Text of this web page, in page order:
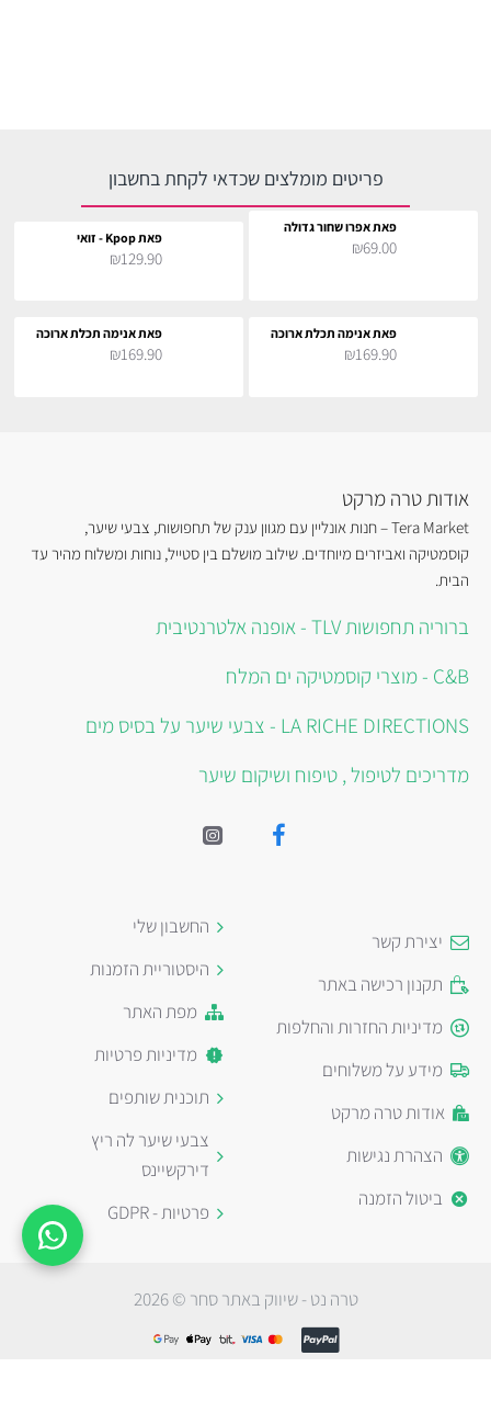
פריטים מומלצים שכדאי לקחת בחשבון
פאת אפרו שחור גדולה
₪69.00 פאת Kpop - זואי
₪129.90
פאת אנימה תכלת ארוכה
₪169.90
פאת אנימה תכלת ארוכה
₪169.90
אודות טרה מרקט
Tera Market – חנות אונליין עם מגוון ענק של תחפושות, צבעי שיער,
קוסמטיקה ואביזרים מיוחדים. שילוב מושלם בין סטייל, נוחות ומשלוח מהיר עד
הבית.
ברוריה תחפושות TLV - אופנה אלטרנטיבית
C&B - מוצרי קוסמטיקה ים המלח
LA RICHE DIRECTIONS - צבעי שיער על בסיס מים
מדריכים לטיפול , טיפוח ושיקום שיער
יצירת קשר
תקנון רכישה באתר
מדיניות החזרות והחלפות
מידע על משלוחים
אודות טרה מרקט
הצהרת נגישות
ביטול הזמנה
החשבון שלי
היסטוריית הזמנות
מפת האתר
מדיניות פרטיות
תוכנית שותפים
צבעי שיער לה ריץ
דירקשיינס
פרטיות - GDPR
טרה נט - שיווק באתר סחר © 2026